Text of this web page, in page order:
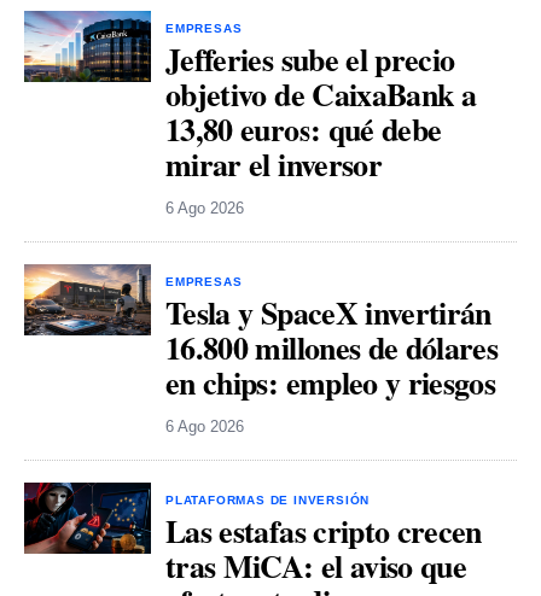
EMPRESAS
Jefferies sube el precio
objetivo de CaixaBank a
13,80 euros: qué debe
mirar el inversor
6 Ago 2026
EMPRESAS
Tesla y SpaceX invertirán
16.800 millones de dólares
en chips: empleo y riesgos
6 Ago 2026
PLATAFORMAS DE INVERSIÓN
Las estafas cripto crecen
tras MiCA: el aviso que